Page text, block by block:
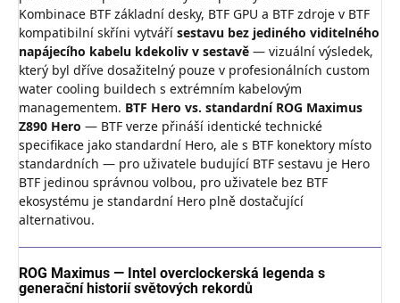
Kombinace BTF základní desky, BTF GPU a BTF zdroje v BTF
kompatibilní skříni vytváří sestavu bez jediného viditelného
napájecího kabelu kdekoliv v sestavě — vizuální výsledek,
který byl dříve dosažitelný pouze v profesionálních custom
water cooling buildech s extrémním kabelovým
managementem. BTF Hero vs. standardní ROG Maximus
Z890 Hero — BTF verze přináší identické technické
specifikace jako standardní Hero, ale s BTF konektory místo
standardních — pro uživatele budující BTF sestavu je Hero
BTF jedinou správnou volbou, pro uživatele bez BTF
ekosystému je standardní Hero plně dostačující
alternativou.
ROG Maximus — Intel overclockerská legenda s
generační historií světových rekordů